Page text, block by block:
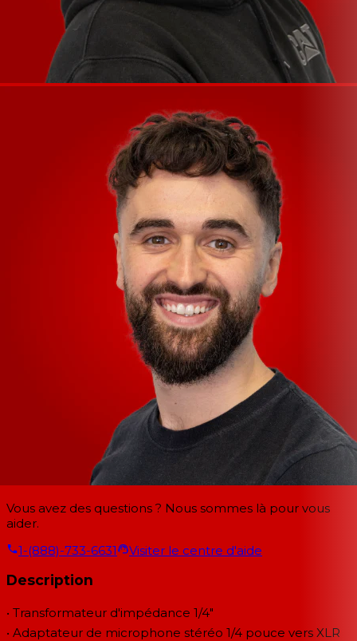
Vous avez des questions ? Nous sommes là pour vous
aider.
1-(888)-733-6631
Visiter le centre d'aide
Description
• Transformateur d'impédance 1/4"
• Adaptateur de microphone stéréo 1/4 pouce vers XLR